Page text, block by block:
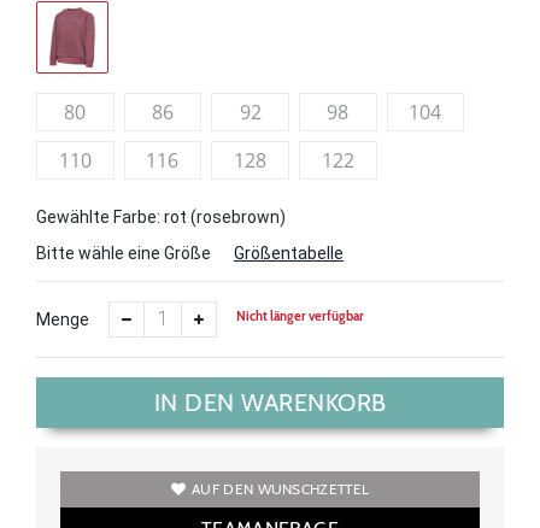
80 86 92 98
104
110
116 128 122
Gewählte Farbe: rot (rosebrown)
Bitte wähle eine Größe
Größentabelle
Menge Nicht länger verfügbar
IN DEN WARENKORB
AUF DEN WUNSCHZETTEL